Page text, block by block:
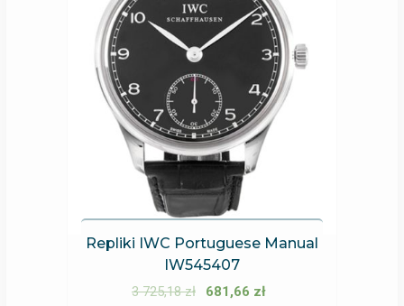
Repliki IWC Portuguese Manual
IW545407
3 725,18zł 681,66 zł